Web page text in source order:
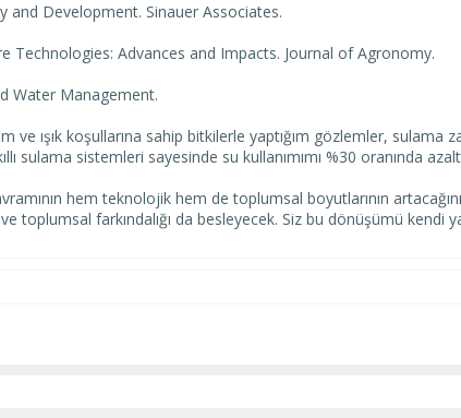
and Development. Sinauer Associates.
Technologies: Advances and Impacts. Journal of Agronomy.
Water Management.
ışık koşullarına sahip bitkilerle yaptığım gözlemler, sulama
sulama sistemleri sayesinde su kullanımımı %30 oranında
hem teknolojik hem de toplumsal boyutlarının
ve toplumsal farkındalığı da besleyecek. Siz bu dönüşümü kendi